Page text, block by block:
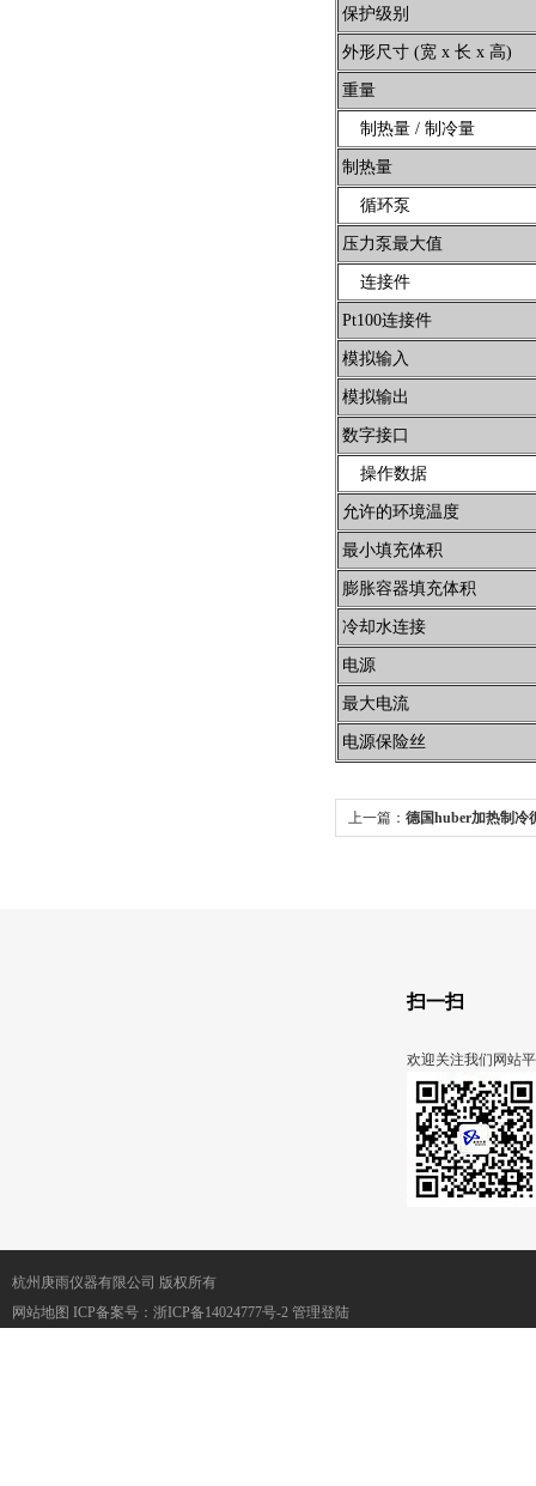
保护级别
外形尺寸 (宽 x 长 x 高)
重量
制热量 / 制冷量
制热量
循环泵
压力泵最大值
连接件
Pt100连接件
模拟输入
模拟输出
数字接口
操作数据
允许的环境温度
最小填充体积
膨胀容器填充体积
冷却水连接
电源
最大电流
电源保险丝
上一篇： 德国huber加热制冷
扫一扫
欢迎关注我们网站
杭州庚雨仪器有限公司 版权所有
网站地图 ICP备案号： 浙ICP备14024777号-2 管理登陆